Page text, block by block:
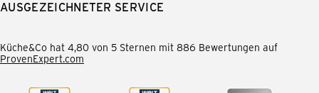
AUSGEZEICHNETER SERVICE
Küche&Co hat 4,80 von 5 Sternen mit 886 Bewertungen auf
ProvenExpert.com